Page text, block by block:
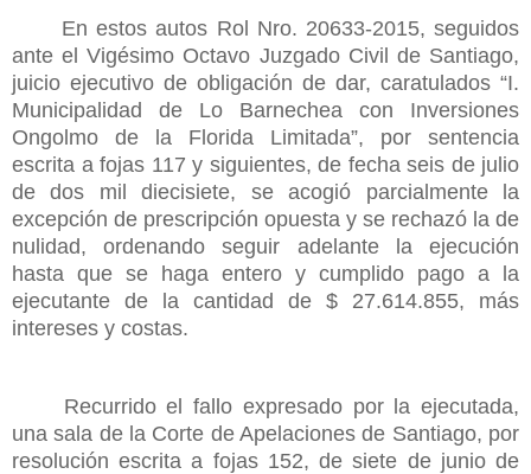
En estos autos Rol Nro. 20633-2015, seguidos
ante el Vigésimo Octavo Juzgado Civil de Santiago,
juicio ejecutivo de obligación de dar, caratulados “I.
Municipalidad de Lo Barnechea con Inversiones
Ongolmo de la Florida Limitada”, por sentencia
escrita a fojas 117 y siguientes, de fecha seis de julio
de dos mil diecisiete, se acogió parcialmente la
excepción de prescripción opuesta y se rechazó la de
nulidad, ordenando seguir adelante la ejecución
hasta que se haga entero y cumplido pago a la
ejecutante de la cantidad de $ 27.614.855, más
intereses y costas.
Recurrido el fallo expresado por la ejecutada,
una sala de la Corte de Apelaciones de Santiago, por
resolución escrita a fojas 152, de siete de junio de